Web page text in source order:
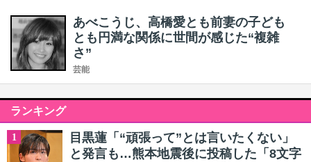
あべこうじ、高橋愛とも前妻の子ども
とも円満な関係に世間が感じた“複雑
さ”
芸能
ランキング
1
目黒蓮「“頑張って”とは言いたくない」
と発言も…熊本地震後に投稿した「8文字